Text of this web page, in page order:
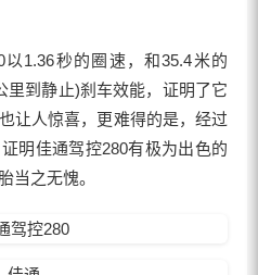
1.36秒的圈速，和35.4米的
里到静止)刹车效能，证明了它
让人惊喜，更难得的是，经过
明佳通驾控280有极为出色的
当之无愧。